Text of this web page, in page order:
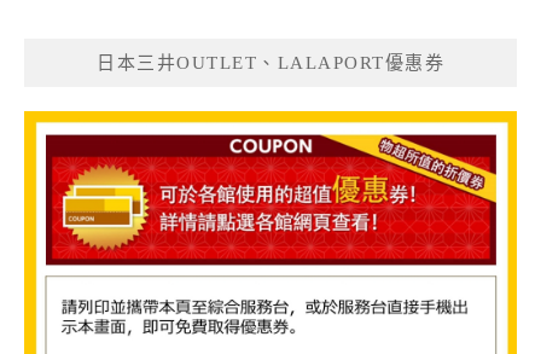
日本三井OUTLET、LALAPORT優惠券